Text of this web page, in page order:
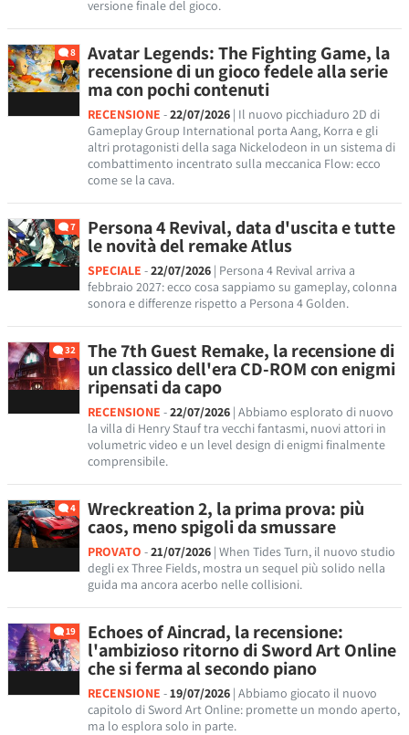
versione finale del gioco.
8 Avatar Legends: The Fighting Game, la
recensione di un gioco fedele alla serie
ma con pochi contenuti
RECENSIONE -22/07/2026 | Il nuovo picchiaduro 2D di
Gameplay Group International porta Aang, Korra e gli
altri protagonisti della saga Nickelodeon in un sistema di
combattimento incentrato sulla meccanica Flow: ecco
come se la cava.
7 Persona 4 Revival, data d'uscita e tutte
le novità del remake Atlus
SPECIALE -22/07/2026 | Persona 4 Revival arriva a
febbraio 2027: ecco cosa sappiamo su gameplay, colonna
sonora e differenze rispetto a Persona 4 Golden.
32 The 7th Guest Remake, la recensione di
un classico dell'era CD-ROM con enigmi
ripensati da capo
RECENSIONE -22/07/2026 | Abbiamo esplorato di nuovo
la villa di Henry Stauf tra vecchi fantasmi, nuovi attori in
volumetric video e un level design di enigmi finalmente
comprensibile.
4 Wreckreation 2, la prima prova: più
caos, meno spigoli da smussare
PROVATO -21/07/2026 | When Tides Turn, il nuovo studio
degli ex Three Fields, mostra un sequel più solido nella
guida ma ancora acerbo nelle collisioni.
19 Echoes of Aincrad, la recensione:
l'ambizioso ritorno di Sword Art Online
che si ferma al secondo piano
RECENSIONE -19/07/2026 | Abbiamo giocato il nuovo
capitolo di Sword Art Online: promette un mondo aperto,
ma lo esplora solo in parte.